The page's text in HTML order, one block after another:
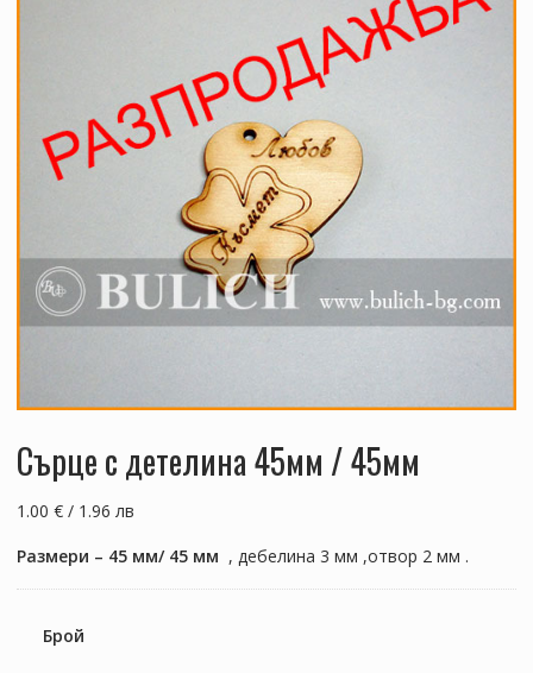
Сърце с детелина 45мм / 45мм
1.00 € / 1.96 лв
Размери – 45 мм/ 45 мм , дебелина 3 мм ,отвор 2 мм .
Брой